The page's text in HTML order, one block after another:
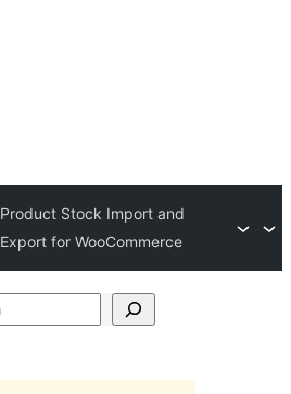
Product Stock Import and
Export for WooCommerce